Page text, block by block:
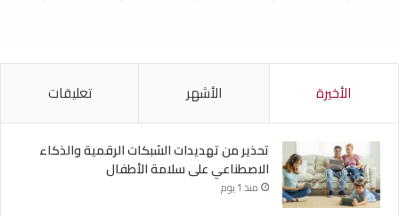
الأخيرة الأشهر تعليقات
تحذير من تهديدات الشبكات الرقمية والذكاء
الاصطناعي على سلامة الأطفال
منذ 1 يوم